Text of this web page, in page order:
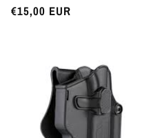
Preço
€15,00 EUR